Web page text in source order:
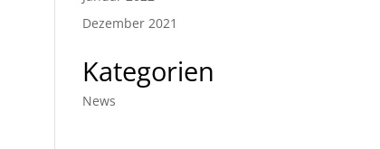
Dezember 2021
Kategorien
News